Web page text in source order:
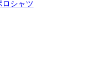
ロシャツ